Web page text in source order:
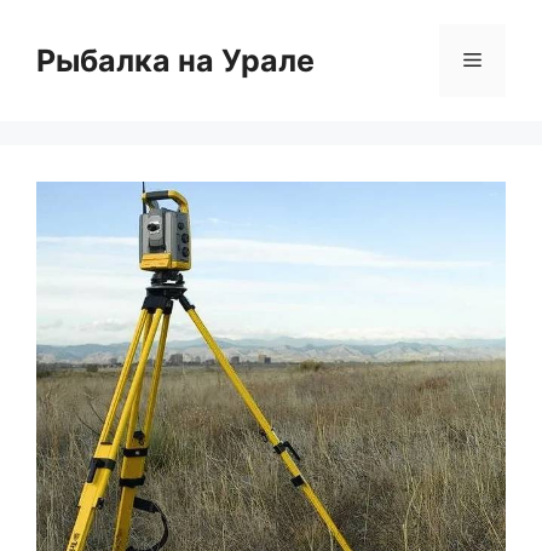
содержимому
Рыбалка на Урале Меню